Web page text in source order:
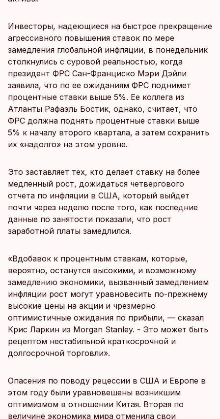
Инвесторы, надеющиеся на быстрое прекращение
агрессивного повышения ставок по мере
замедления глобальной инфляции, в понедельник
столкнулись с суровой реальностью, когда
президент ФРС Сан-Франциско Мэри Дэйли
заявила, что по ее ожиданиям ФРС поднимет
процентные ставки выше 5%. Ее коллега из
Атланты Рафаэль Бостик, однако, считает, что
ФРС должна поднять процентные ставки выше
5% к началу второго квартала, а затем сохранить
их «надолго» на этом уровне.
Это заставляет тех, кто делает ставку на более
медленный рост, дожидаться четвергового
отчета по инфляции в США, который выйдет
почти через неделю после того, как последние
данные по занятости показали, что рост
заработной платы замедлился.
«Вдобавок к процентным ставкам, которые,
вероятно, останутся высокими, и возможному
замедлению экономики, вызванный замедлением
инфляции рост могут уравновесить по-прежнему
высокие цены на акции и чрезмерно
оптимистичные ожидания по прибыли, — сказал
Крис Ларкин из Morgan Stanley. - Это может быть
рецептом нестабильной краткосрочной и
долгосрочной торговли».
Опасения по поводу рецессии в США и Европе в
этом году были уравновешены возникшим
оптимизмом в отношении Китая. Вторая по
величине экономика мира отменила свои